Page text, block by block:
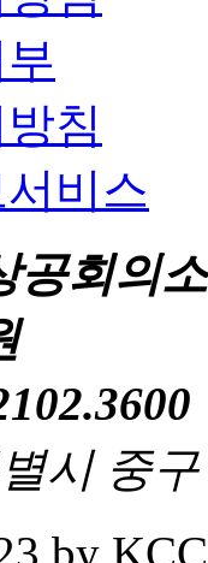
침
비스
공회의소
시 중
by